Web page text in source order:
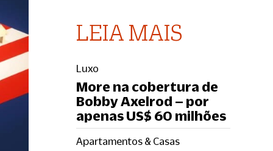
LEIA MAIS
Luxo
More na cobertura de
Bobby Axelrod – por
apenas US$ 60 milhões
Apartamentos & Casas